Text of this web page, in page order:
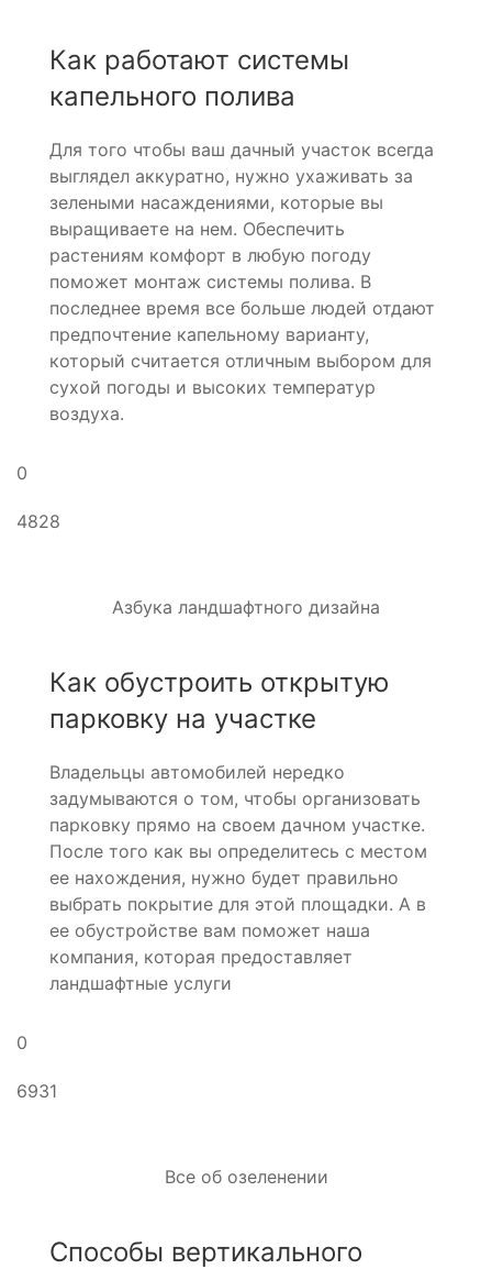
Как работают системы
капельного полива
Для того чтобы ваш дачный участок всегда
выглядел аккуратно, нужно ухаживать за
зелеными насаждениями, которые вы
выращиваете на нем. Обеспечить
растениям комфорт в любую погоду
поможет монтаж системы полива. В
последнее время все больше людей отдают
предпочтение капельному варианту,
который считается отличным выбором для
сухой погоды и высоких температур
воздуха.
0
4828
Азбука ландшафтного дизайна
Как обустроить открытую
парковку на участке
Владельцы автомобилей нередко
задумываются о том, чтобы организовать
парковку прямо на своем дачном участке.
После того как вы определитесь с местом
ее нахождения, нужно будет правильно
выбрать покрытие для этой площадки. А в
ее обустройстве вам поможет наша
компания, которая предоставляет
ландшафтные услуги
0
6931
Все об озеленении
Способы вертикального